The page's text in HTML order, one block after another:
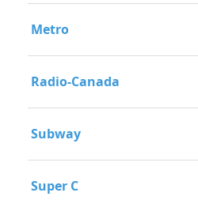
Metro
Radio-Canada
Subway
Super C